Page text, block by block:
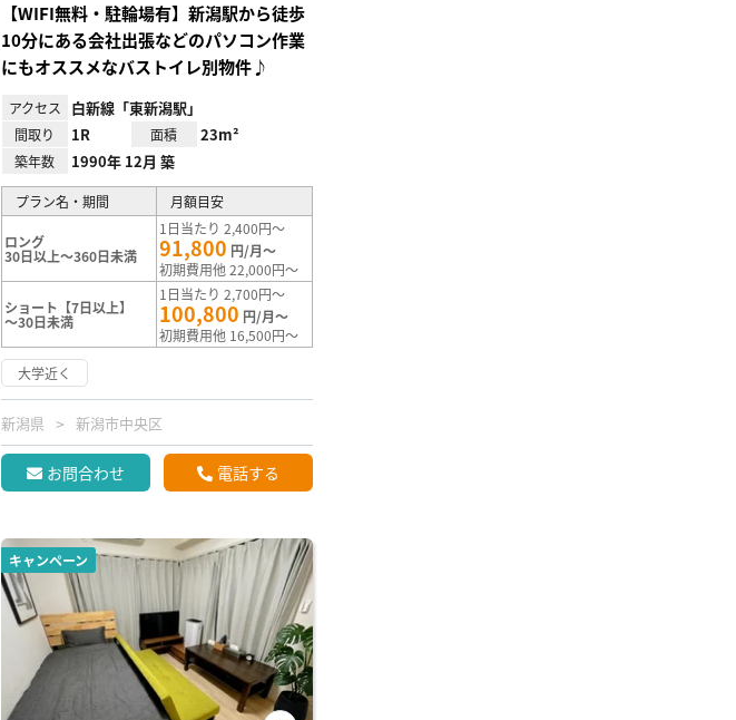
【WIFI無料・駐輪場有】新潟駅から徒歩
10分にある会社出張などのパソコン作業
にもオススメなバストイレ別物件♪
アクセス 白新線「東新潟駅」
間取り 1R 面積 23m²
築年数 1990年 12月 築
プラン名・期間 月額目安
ロング
30日以上～360日未満
1日当たり 2,400円～
91,800 円/月～
初期費用他 22,000円～
ショート【7日以上】
～30日未満
1日当たり 2,700円～
100,800 円/月～
初期費用他 16,500円～
大学近く
新潟県 新潟市中央区
お問合わせ 電話する
キャンペーン